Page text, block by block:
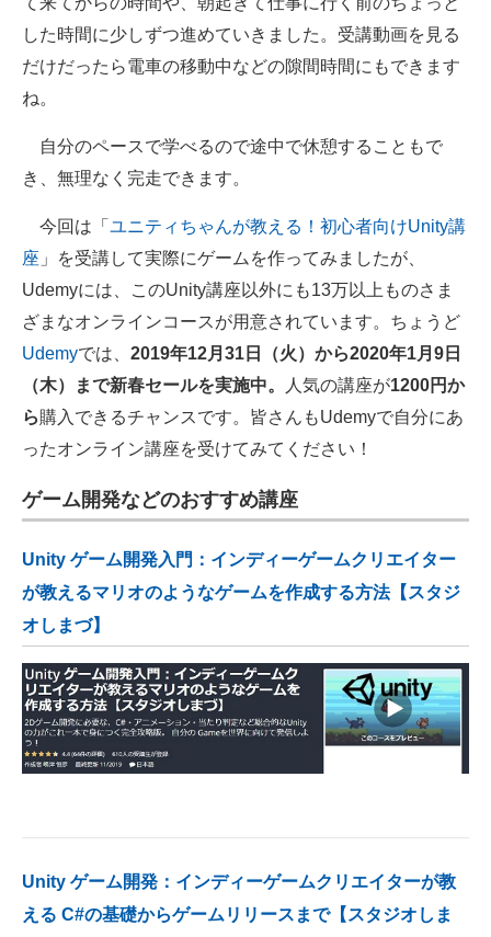
した時間に少しずつ進めていきました。受講動画を見る
だけだったら電車の移動中などの隙間時間にもできます
ね。
自分のペースで学べるので途中で休憩することもで
き、無理なく完走できます。
今回は「 ユニティちゃんが教える！初心者向けUnity講
座 」を受講して実際にゲームを作ってみましたが、
Udemyには、このUnity講座以外にも13万以上ものさま
ざまなオンラインコースが用意されています。ちょうど
Udemyでは、 2019年12月31日（火）から2020年1月9日
（木）まで新春セールを実施中。
人気の講座が1200円か
ら購入できるチャンスです。皆さんもUdemyで自分にあ
ったオンライン講座を受けてみてください！
ゲーム開発などのおすすめ講座
Unity ゲーム開発入門：インディーゲームクリエイター
が教えるマリオのようなゲームを作成する方法【スタジ
オしまづ】
Unity ゲーム開発：インディーゲームクリエイターが教
える C#の基礎からゲームリリースまで【スタジオしま